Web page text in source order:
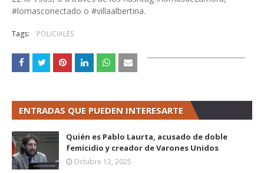
#lomasconectado o #villaalbertina.
Tags: POLICIALES
ENTRADAS QUE PUEDEN INTERESARTE
Quién es Pablo Laurta, acusado de doble
femicidio y creador de Varones Unidos
Octubre 12, 2025